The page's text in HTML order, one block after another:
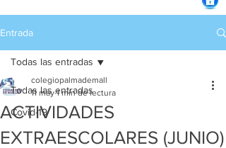
Entrada
Todas las entradas
Covid-19
Todas las entradas
ACTIVIDADES
EXTRAESCOLARES (JUNIO)
colegiopalmademall
11 may 1 min de lectura